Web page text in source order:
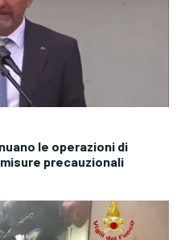
le operazioni di
precauzionali